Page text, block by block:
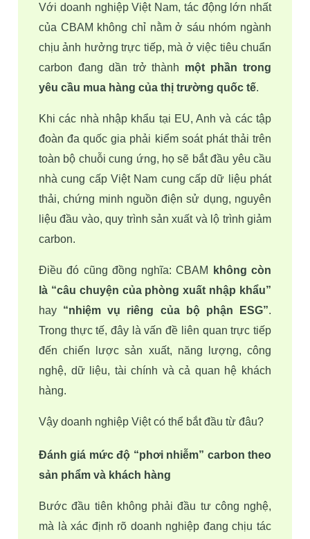
Với doanh nghiệp Việt Nam, tác động lớn nhất
của CBAM không chỉ nằm ở sáu nhóm ngành
chịu ảnh hưởng trực tiếp, mà ở việc tiêu chuẩn
carbon đang dần trở thành một phần trong
yêu cầu mua hàng của thị trường quốc tế.
Khi các nhà nhập khẩu tại EU, Anh và các tập
đoàn đa quốc gia phải kiểm soát phát thải trên
toàn bộ chuỗi cung ứng, họ sẽ bắt đầu yêu cầu
nhà cung cấp Việt Nam cung cấp dữ liệu phát
thải, chứng minh nguồn điện sử dụng, nguyên
liệu đầu vào, quy trình sản xuất và lộ trình giảm
carbon.
Điều đó cũng đồng nghĩa: CBAM
không còn
là “câu chuyện của phòng xuất nhập khẩu”
hay “nhiệm vụ riêng của bộ phận ESG”.
Trong thực tế, đây là vấn đề liên quan trực tiếp
đến chiến lược sản xuất, năng lượng, công
nghệ, dữ liệu, tài chính và cả quan hệ khách
hàng.
Vậy doanh nghiệp Việt có thể bắt đầu từ đâu?
Đánh giá mức độ “phơi nhiễm” carbon theo
sản phẩm và khách hàng
Bước đầu tiên không phải đầu tư công nghệ,
mà là xác định rõ doanh nghiệp đang chịu tác